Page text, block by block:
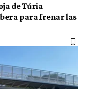
de Túria
para frenar las